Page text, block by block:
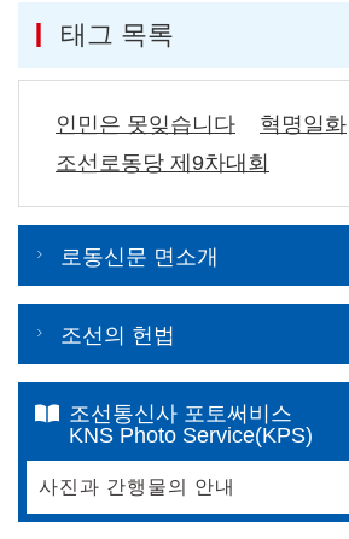
태그 목록
인민은 못잊습니다
혁명일화
조선로동당 제9차대회
로동신문 면소개
조선의 헌법
조선통신사 포토써비스
KNS Photo Service(KPS)
사진과 간행물의 안내